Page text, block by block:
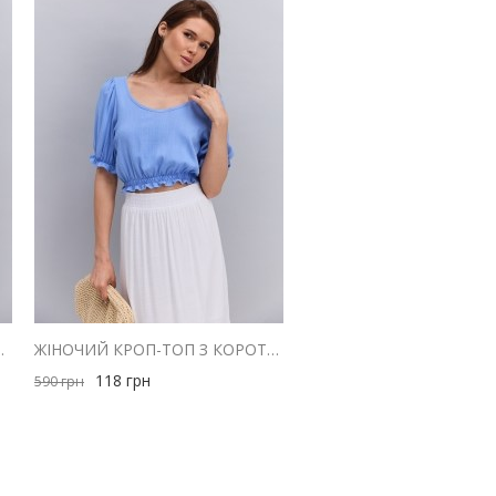
ГІРЧИЧНА ЖІНОЧИЙ КРОП-ТОП З КОРОТКИМИ РУКАВАМИ-ЛІХТАРИКАМИ БЛАКИТНИЙ
590грн 118 грн